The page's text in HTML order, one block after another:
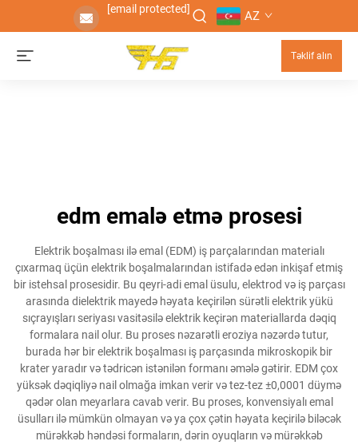
[email protected] AZ
Təklif alın
edm emalə etmə prosesi
Elektrik boşalması ilə emal (EDM) iş parçalarından materialı
çıxarmaq üçün elektrik boşalmalarından istifadə edən inkişaf etmiş
bir istehsal prosesidir. Bu qeyri-adi emal üsulu, elektrod və iş parçası
arasında dielektrik mayedə həyata keçirilən sürətli elektrik yükü
sıçrayışları seriyası vasitəsilə elektrik keçirən materiallarda dəqiq
formalara nail olur. Bu proses nəzarətli eroziya nəzərdə tutur,
burada hər bir elektrik boşalması iş parçasında mikroskopik bir
krater yaradır və tədricən istənilən formanı əmələ gətirir. EDM çox
yüksək dəqiqliyə nail olmağa imkan verir və tez-tez ±0,0001 düymə
qədər olan meyarlara cavab verir. Bu proses, konvensiyalı emal
üsulları ilə mümkün olmayan və ya çox çətin həyata keçirilə biləcək
mürəkkəb həndəsi formaların, dərin oyuqların və mürəkkəb